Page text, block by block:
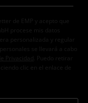
de EMP y acepto que
procese mis datos
personalizada y regular
se llevará a cabo
Privacidad . Puedo retirar
clic en el enlace de